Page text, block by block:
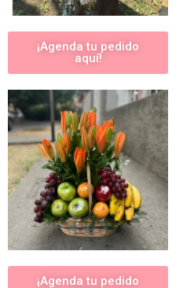
¡Agenda tu pedido
aquí!
¡Agenda tu pedido